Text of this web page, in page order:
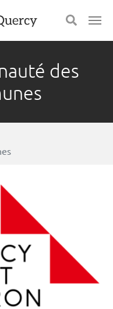
des